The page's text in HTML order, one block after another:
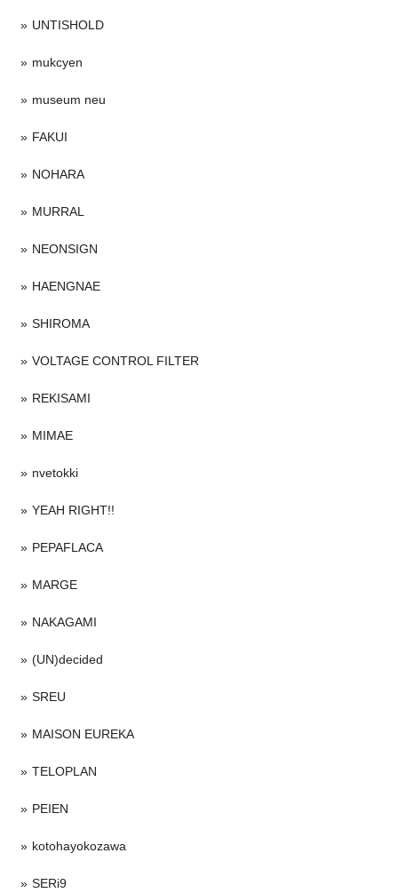
UNTISHOLD
mukcyen
museum neu
FAKUI
NOHARA
MURRAL
NEONSIGN
HAENGNAE
SHIROMA
VOLTAGE CONTROL FILTER
REKISAMI
MIMAE
nvetokki
YEAH RIGHT!!
PEPAFLACA
MARGE
NAKAGAMI
(UN)decided
SREU
MAISON EUREKA
TELOPLAN
PEIEN
kotohayokozawa
SERi9